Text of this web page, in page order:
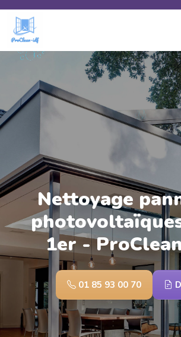
Skip to main content
Nettoyage
1er -
01 85 93 00 70